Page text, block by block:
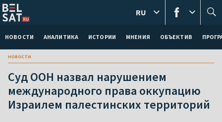
НОВОСТИ АНАЛИТИКА ИСТОРИИ МНЕНИЯ ОБЪЕКТИВ
RU
новости
Суд ООН назвал нарушением
международного права оккупацию
Израилем палестинских территорий